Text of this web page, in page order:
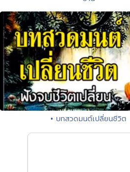
• บทสวดมนต์เปลี่ยนชีวิต